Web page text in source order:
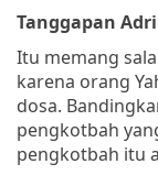
Tanggapan
Itu memang
karena orang
dosa.
pengkotbah
pengkotbah itu